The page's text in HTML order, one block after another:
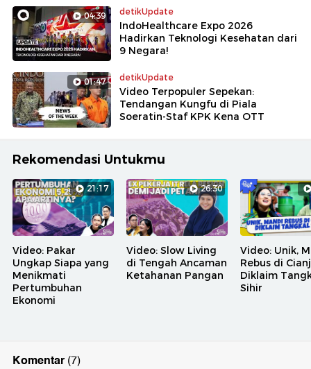
04:39 detikUpdate
IndoHealthcare Expo 2026
Hadirkan Teknologi Kesehatan dari
9 Negara!
01:47 detikUpdate
Video Terpopuler Sepekan:
Tendangan Kungfu di Piala
Soeratin-Staf KPK Kena OTT
Rekomendasi Untukmu
21:17
Video: Pakar
Ungkap Siapa yang
Menikmati
Pertumbuhan
Ekonomi
26:30
Video: Slow Living
di Tengah Ancaman
Ketahanan Pangan
Video: Unik,
Rebus di
Diklaim
Sihir